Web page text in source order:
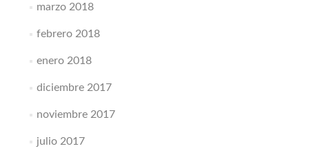
marzo 2018
febrero 2018
enero 2018
diciembre 2017
noviembre 2017
julio 2017